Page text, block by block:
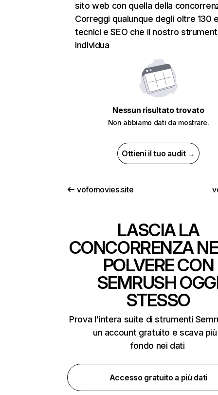
sito web con quella della
Correggi qualunque degli oltre 130
tecnici e SEO che il nostro
individua
Nessun risultato trovato
Non abbiamo dati da mostrare.
Ottieni il tuo audit →
vofomovies.site
LASCIA LA
CONCORRENZA
POLVERE CON
SEMRUSH
STESSO
Prova l'intera suite di strumenti
un account gratuito e scava
fondo nei dati
Accesso gratuito a più dati